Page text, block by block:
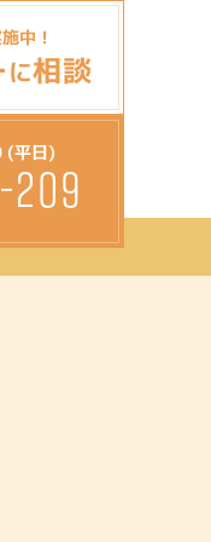
中！
に相談
(平日)
209